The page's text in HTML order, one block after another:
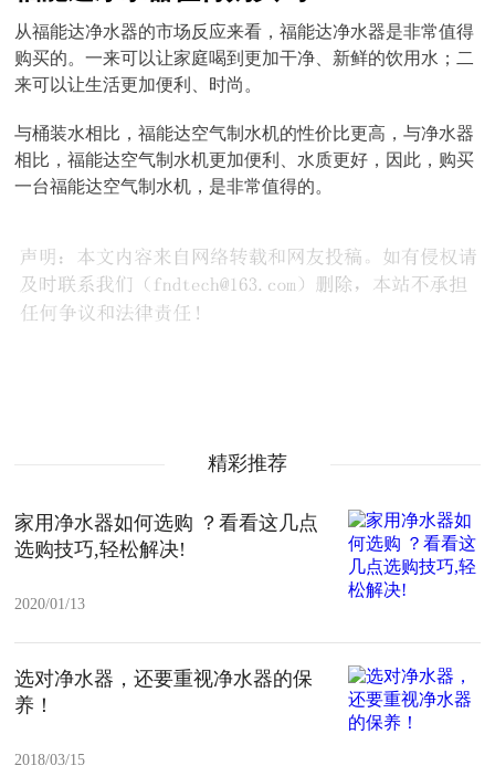
从福能达净水器的市场反应来看，福能达净水器是非常值得
购买的。一来可以让家庭喝到更加干净、新鲜的饮用水；二
来可以让生活更加便利、时尚。
与桶装水相比，福能达空气制水机的性价比更高，与净水器
相比，福能达空气制水机更加便利、水质更好，因此，购买
一台福能达空气制水机，是非常值得的。
精彩推荐
家用净水器如何选购 ？看看这几点
选购技巧,轻松解决!
2020/01/13
选对净水器，还要重视净水器的保
养！
2018/03/15